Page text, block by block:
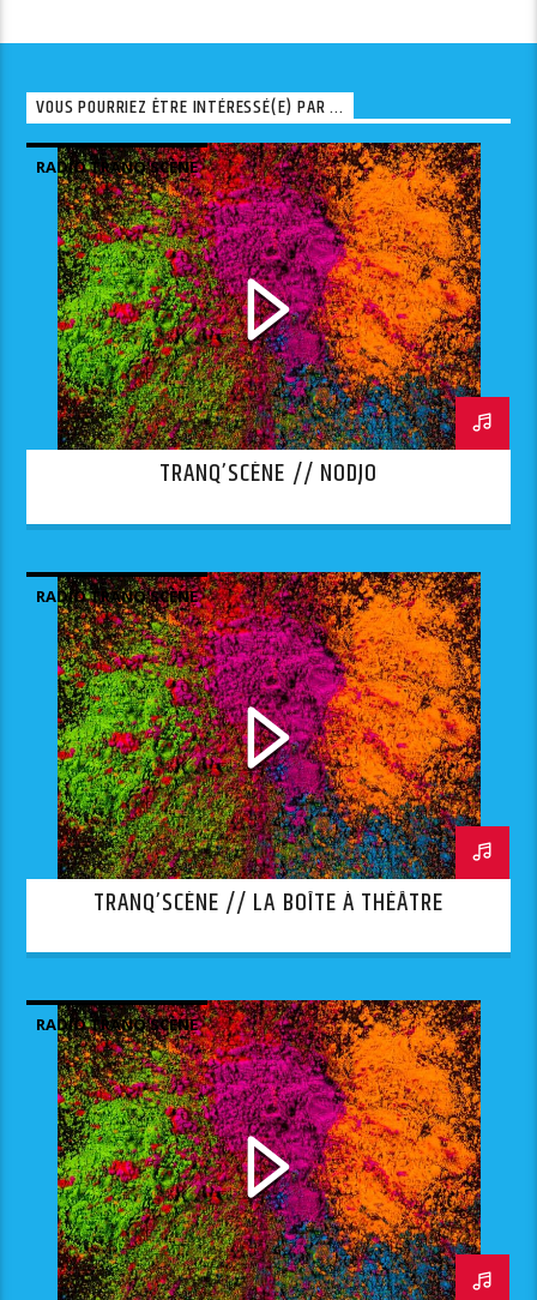
VOUS POURRIEZ ÊTRE INTÉRESSÉ(E) PAR ...
RADIO TRANQ'SCÈNE
TRANQ’SCÈNE // NODJO
RADIO TRANQ'SCÈNE
TRANQ’SCÈNE // LA BOÎTE À THÉÂTRE
RADIO TRANQ'SCÈNE